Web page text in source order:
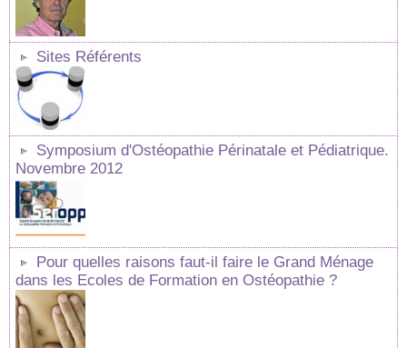
Sites Référents
Symposium d'Ostéopathie Périnatale et Pédiatrique.
Novembre 2012
Pour quelles raisons faut-il faire le Grand Ménage
dans les Ecoles de Formation en Ostéopathie ?